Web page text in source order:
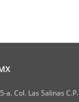
a. Col. Las Salinas C.P.